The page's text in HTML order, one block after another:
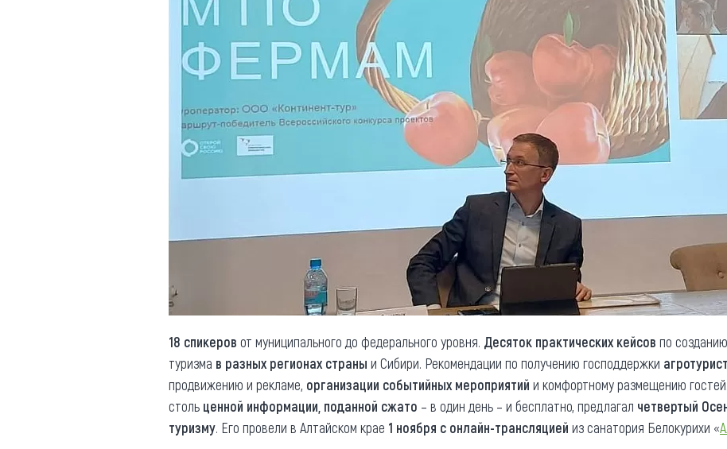
Другие рубрики
Реестр туроператоров
Реестр туристических
агентств Алтайского края
18 спикеров от муниципального до федерального уровня. Десяток практических кейсов по
туризма в разных регионах страны и Сибири. Рекомендации по получению господдержки
продвижению и рекламе, организации событийных мероприятий и комфортному размещению
столь ценной информации, поданной сжато – в один день – и бесплатно, предлагал четвертый
туризму. Его провели в Алтайском крае 1 ноября с онлайн-трансляцией из санатория Белокурихи «